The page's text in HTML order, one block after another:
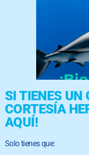
SI TIENES UN
CORTESÍA
AQUÍ!
Solo tienes que: